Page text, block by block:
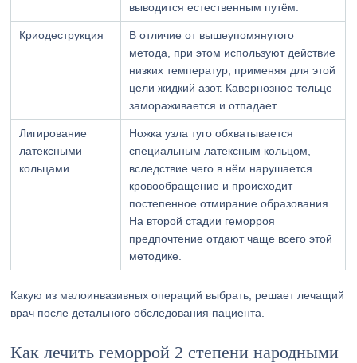
выводится естественным путём.
Криодеструкция
В отличие от вышеупомянутого
метода, при этом используют действие
низких температур, применяя для этой
цели жидкий азот. Кавернозное тельце
замораживается и отпадает.
Лигирование
латексными
кольцами
Ножка узла туго обхватывается
специальным латексным кольцом,
вследствие чего в нём нарушается
кровообращение и происходит
постепенное отмирание образования.
На второй стадии геморроя
предпочтение отдают чаще всего этой
методике.
Какую из малоинвазивных операций выбрать, решает лечащий
врач после детального обследования пациента.
Как лечить геморрой 2 степени народными